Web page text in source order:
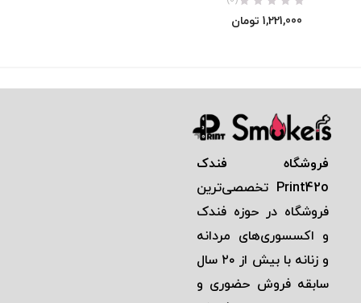
1,221,000 تومان
فروشگاه فندک
Print42o تخصصی‌ترين
فروشگاه در حوزه فندک
و اكسسوری‌های مردانه
و زنانه با بيش از ٢٠ سال
سابقه فروش حضوری و